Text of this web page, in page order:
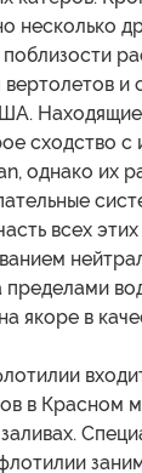
несколько
и
сходство с
однако их
всех
пределами
якоре в
в Красном